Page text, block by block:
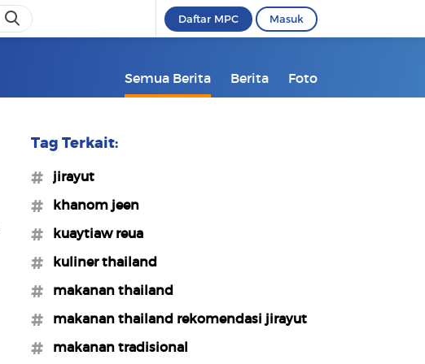
Daftar MPC Masuk
Semua Berita Berita Foto
Tag Terkait:
#jirayut
#khanom jeen
#kuaytiaw reua
#kuliner thailand
#makanan thailand
#makanan thailand rekomendasi jirayut
#makanan tradisional